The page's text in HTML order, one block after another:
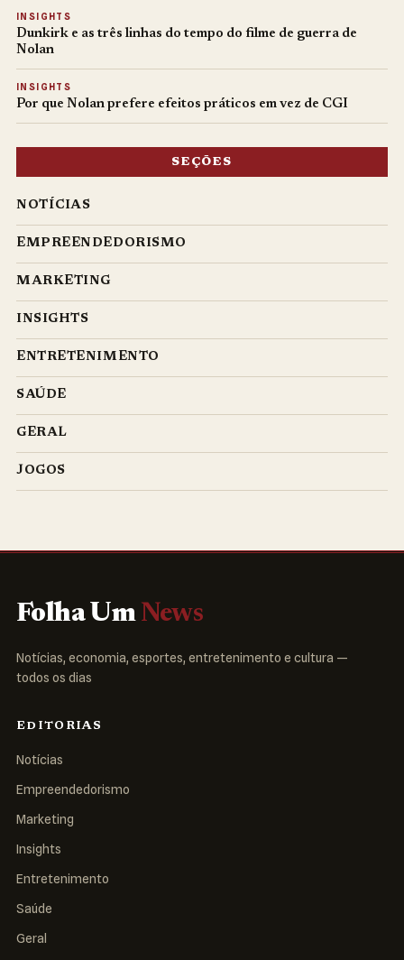
INSIGHTS
Dunkirk e as três linhas do tempo do filme de guerra de
Nolan
INSIGHTS
Por que Nolan prefere efeitos práticos em vez de CGI
SEÇÕES
NOTÍCIAS
EMPREENDEDORISMO
MARKETING
INSIGHTS
ENTRETENIMENTO
SAÚDE
GERAL
JOGOS
Folha Um News
Notícias, economia, esportes, entretenimento e cultura —
todos os dias
EDITORIAS
Notícias
Empreendedorismo
Marketing
Insights
Entretenimento
Saúde
Geral